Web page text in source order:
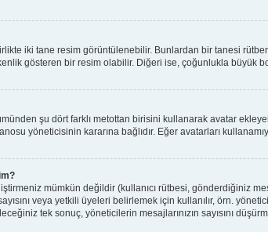
iki tane resim görüntülenebilir. Bunlardan bir tanesi
gösteren bir resim olabilir. Diğeri ise, çoğunlukla büyük
şu dört farklı metottan birisini kullanarak avatar
yöneticisinin kararına bağlıdır. Eğer avatarları
mümkün değildir (kullanıcı rütbesi, gönderdiğiniz
veya yetkili üyeleri belirlemek için kullanılır, örn.
tek sonuç, yöneticilerin mesajlarınızın sayısını